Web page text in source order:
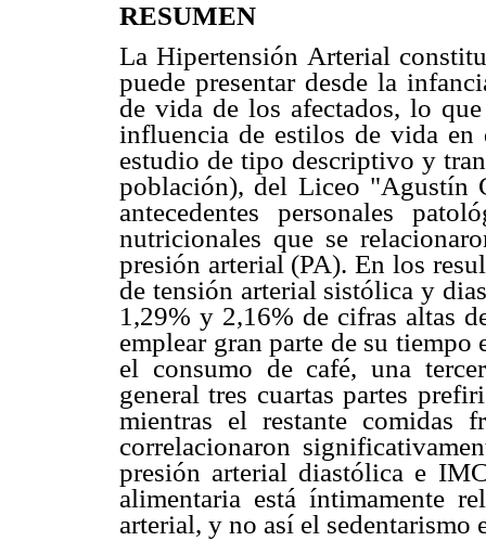
RESUMEN
La Hipertensión Arterial
puede presentar desde la
de vida de los afectados, lo
influencia de estilos de vida
estudio de tipo descriptivo y
población), del Liceo "Agustín
antecedentes personales
nutricionales que se
presión arterial (PA). En los
de tensión arterial sistólica y
1,29% y 2,16% de cifras altas
emplear gran parte de su
el consumo de café, una
general tres cuartas partes
mientras el restante comidas
correlacionaron
presión arterial diastólica e
alimentaria está íntimamente
arterial, y no así el sedentarismo